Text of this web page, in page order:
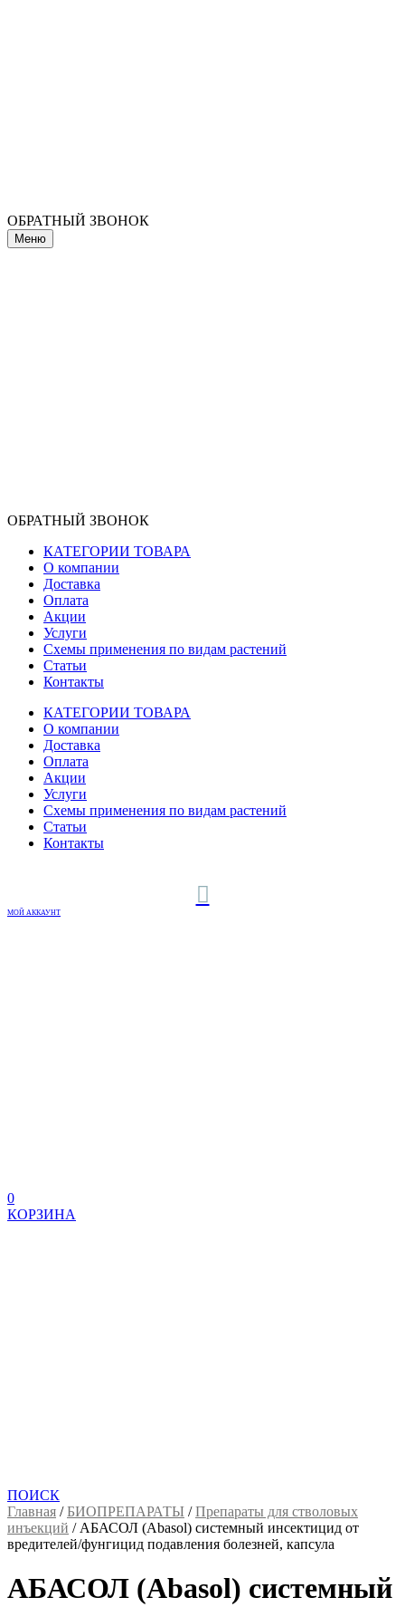
ОБРАТНЫЙ ЗВОНОК
Меню
ОБРАТНЫЙ ЗВОНОК
КАТЕГОРИИ ТОВАРА
О компании
Доставка
Оплата
Акции
Услуги
Схемы применения по видам растений
Статьи
Контакты
КАТЕГОРИИ ТОВАРА
О компании
Доставка
Оплата
Акции
Услуги
Схемы применения по видам растений
Статьи
Контакты
МОЙ АККАУНТ
0
КОРЗИНА
ПОИСК
Главная /БИОПРЕПАРАТЫ /Препараты для стволовых
инъекций / АБАСОЛ (Abasol) системный инсектицид от
вредителей/фунгицид подавления болезней, капсула
АБАСОЛ (Abasol) системный